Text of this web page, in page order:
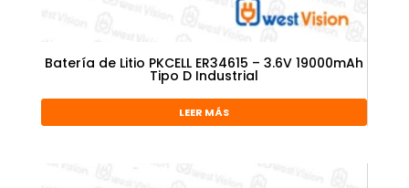
Batería de Litio PKCELL ER34615 – 3.6V 19000mAh
Tipo D Industrial
LEER MÁS